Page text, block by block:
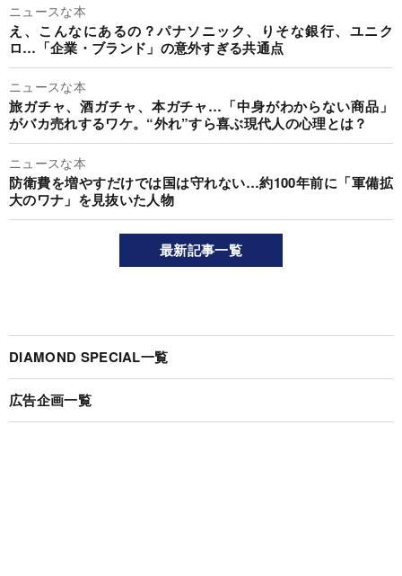
ニュースな本
え、こんなにあるの？パナソニック、りそな銀行、ユニク
ロ…「企業・ブランド」の意外すぎる共通点
ニュースな本
旅ガチャ、酒ガチャ、本ガチャ…「中身がわからない商品」
がバカ売れするワケ。“外れ”すら喜ぶ現代人の心理とは？
ニュースな本
防衛費を増やすだけでは国は守れない…約100年前に「軍備拡
大のワナ」を見抜いた人物
最新記事一覧
DIAMOND SPECIAL一覧
広告企画一覧